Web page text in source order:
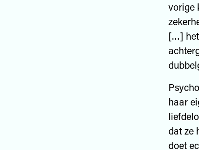
vorige
[…] het
haar
dat ze
doet